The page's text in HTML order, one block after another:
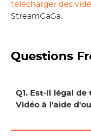
télécharger des
StreamGaGa.
Questions
Q1. Est-il légal
Vidéo à l'aide